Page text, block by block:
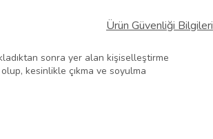
Ürün Güvenliği Bilgileri
sonra yer alan kişiselleştirme
olup, kesinlikle çıkma ve soyulma